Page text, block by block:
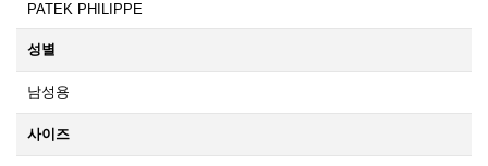
PATEK PHILIPPE
성별
남성용
사이즈